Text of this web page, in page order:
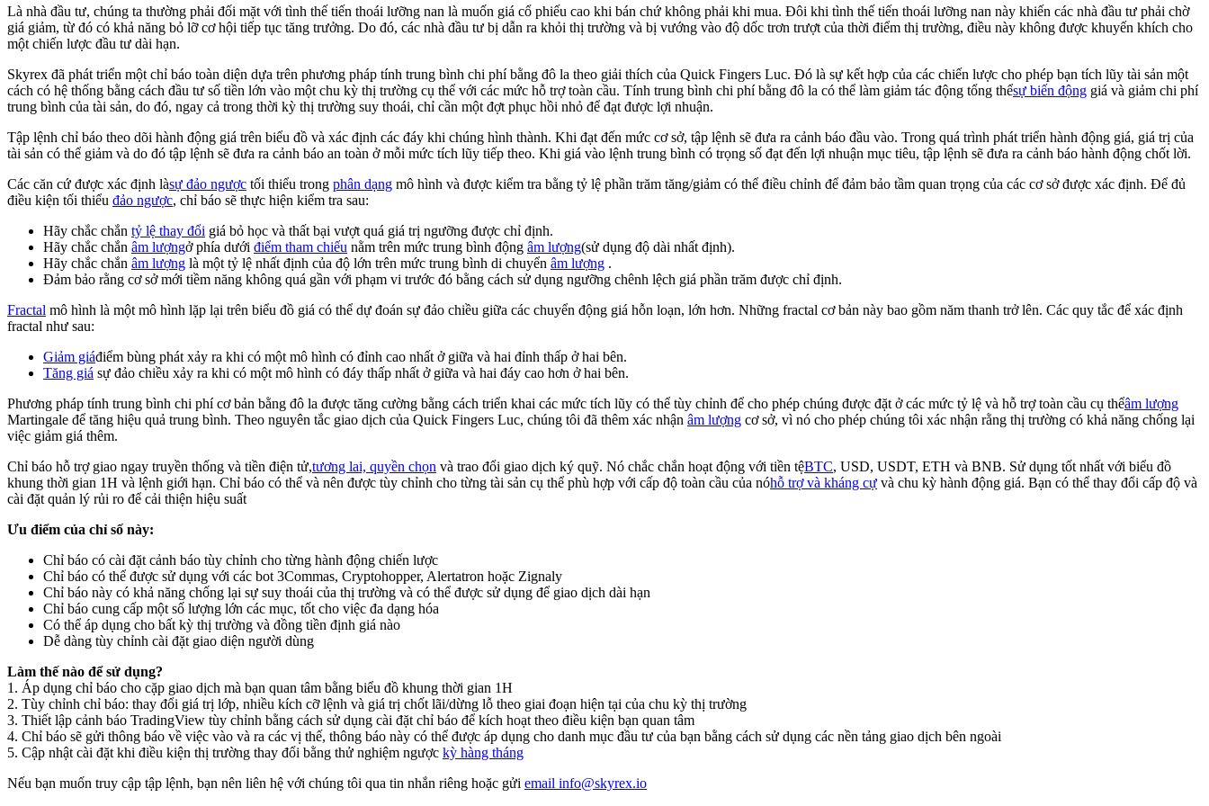
Là nhà đầu tư, chúng ta thường phải đối mặt với tình thế tiến thoái lưỡng nan là muốn giá cổ phiếu cao khi bán chứ không phải khi mua. Đôi khi tình thế tiến thoái lưỡng nan này khiến các nhà đầu tư phải chờ
giá giảm, từ đó có khả năng bỏ lỡ cơ hội tiếp tục tăng trưởng. Do đó, các nhà đầu tư bị dẫn ra khỏi thị trường và bị vướng vào độ dốc trơn trượt của thời điểm thị trường, điều này không được khuyến khích cho
một chiến lược đầu tư dài hạn.
Skyrex đã phát triển một chỉ báo toàn diện dựa trên phương pháp tính trung bình chi phí bằng đô la theo giải thích của Quick Fingers Luc. Đó là sự kết hợp của các chiến lược cho phép bạn tích lũy tài sản một
cách có hệ thống bằng cách đầu tư số tiền lớn vào một chu kỳ thị trường cụ thể với các mức hỗ trợ toàn cầu. Tính trung bình chi phí bằng đô la có thể làm giảm tác động tổng thểsự biến động giá và giảm chi phí
trung bình của tài sản, do đó, ngay cả trong thời kỳ thị trường suy thoái, chỉ cần một đợt phục hồi nhỏ để đạt được lợi nhuận.
Tập lệnh chỉ báo theo dõi hành động giá trên biểu đồ và xác định các đáy khi chúng hình thành. Khi đạt đến mức cơ sở, tập lệnh sẽ đưa ra cảnh báo đầu vào. Trong quá trình phát triển hành động giá, giá trị của
tài sản có thể giảm và do đó tập lệnh sẽ đưa ra cảnh báo an toàn ở mỗi mức tích lũy tiếp theo. Khi giá vào lệnh trung bình có trọng số đạt đến lợi nhuận mục tiêu, tập lệnh sẽ đưa ra cảnh báo hành động chốt lời.
Các căn cứ được xác định làsự đảo ngược tối thiểu trong phân dạng mô hình và được kiểm tra bằng tỷ lệ phần trăm tăng/giảm có thể điều chỉnh để đảm bảo tầm quan trọng của các cơ sở được xác định. Để đủ
điều kiện tối thiểu đảo ngược, chỉ báo sẽ thực hiện kiểm tra sau:
Hãy chắc chắn tỷ lệ thay đổi giá bỏ học và thất bại vượt quá giá trị ngưỡng được chỉ định.
Hãy chắc chắn âm lượngở phía dưới điểm tham chiếu nằm trên mức trung bình động âm lượng(sử dụng độ dài nhất định).
Hãy chắc chắn âm lượng là một tỷ lệ nhất định của độ lớn trên mức trung bình di chuyển âm lượng .
Đảm bảo rằng cơ sở mới tiềm năng không quá gần với phạm vi trước đó bằng cách sử dụng ngưỡng chênh lệch giá phần trăm được chỉ định.
Fractal mô hình là một mô hình lặp lại trên biểu đồ giá có thể dự đoán sự đảo chiều giữa các chuyển động giá hỗn loạn, lớn hơn. Những fractal cơ bản này bao gồm năm thanh trở lên. Các quy tắc để xác định
fractal như sau:
Giảm giáđiểm bùng phát xảy ra khi có một mô hình có đỉnh cao nhất ở giữa và hai đỉnh thấp ở hai bên.
Tăng giá sự đảo chiều xảy ra khi có một mô hình có đáy thấp nhất ở giữa và hai đáy cao hơn ở hai bên.
Phương pháp tính trung bình chi phí cơ bản bằng đô la được tăng cường bằng cách triển khai các mức tích lũy có thể tùy chỉnh để cho phép chúng được đặt ở các mức tỷ lệ và hỗ trợ toàn cầu cụ thểâm lượng
Martingale để tăng hiệu quả trung bình. Theo nguyên tắc giao dịch của Quick Fingers Luc, chúng tôi đã thêm xác nhận âm lượng cơ sở, vì nó cho phép chúng tôi xác nhận rằng thị trường có khả năng chống lại
việc giảm giá thêm.
Chỉ báo hỗ trợ giao ngay truyền thống và tiền điện tử,tương lai, quyền chọn và trao đổi giao dịch ký quỹ. Nó chắc chắn hoạt động với tiền tệBTC, USD, USDT, ETH và BNB. Sử dụng tốt nhất với biểu đồ
khung thời gian 1H và lệnh giới hạn. Chỉ báo có thể và nên được tùy chỉnh cho từng tài sản cụ thể phù hợp với cấp độ toàn cầu của nóhỗ trợ và kháng cự và chu kỳ hành động giá. Bạn có thể thay đổi cấp độ và
cài đặt quản lý rủi ro để cải thiện hiệu suất
Ưu điểm của chỉ số này:
Chỉ báo có cài đặt cảnh báo tùy chỉnh cho từng hành động chiến lược
Chỉ báo có thể được sử dụng với các bot 3Commas, Cryptohopper, Alertatron hoặc Zignaly
Chỉ báo này có khả năng chống lại sự suy thoái của thị trường và có thể được sử dụng để giao dịch dài hạn
Chỉ báo cung cấp một số lượng lớn các mục, tốt cho việc đa dạng hóa
Có thể áp dụng cho bất kỳ thị trường và đồng tiền định giá nào
Dễ dàng tùy chỉnh cài đặt giao diện người dùng
Làm thế nào để sử dụng?
1. Áp dụng chỉ báo cho cặp giao dịch mà bạn quan tâm bằng biểu đồ khung thời gian 1H
2. Tùy chỉnh chỉ báo: thay đổi giá trị lớp, nhiều kích cỡ lệnh và giá trị chốt lãi/dừng lỗ theo giai đoạn hiện tại của chu kỳ thị trường
3. Thiết lập cảnh báo TradingView tùy chỉnh bằng cách sử dụng cài đặt chỉ báo để kích hoạt theo điều kiện bạn quan tâm
4. Chỉ báo sẽ gửi thông báo về việc vào và ra các vị thế, thông báo này có thể được áp dụng cho danh mục đầu tư của bạn bằng cách sử dụng các nền tảng giao dịch bên ngoài
5. Cập nhật cài đặt khi điều kiện thị trường thay đổi bằng thử nghiệm ngược kỳ hàng tháng
Nếu bạn muốn truy cập tập lệnh, bạn nên liên hệ với chúng tôi qua tin nhắn riêng hoặc gửi email info@skyrex.io